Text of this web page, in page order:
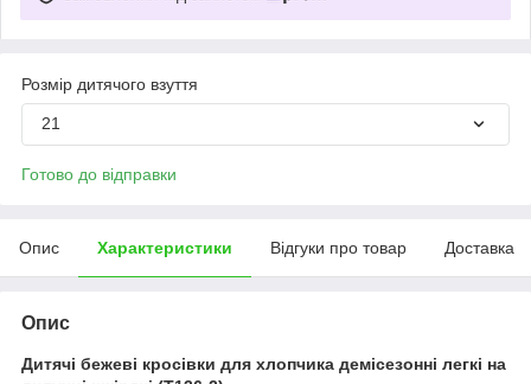
Розмір дитячого взуття
21
Готово до відправки
Опис Характеристики Відгуки про товар Доставка
Опис
Дитячі бежеві кросівки для хлопчика демісезонні легкі на